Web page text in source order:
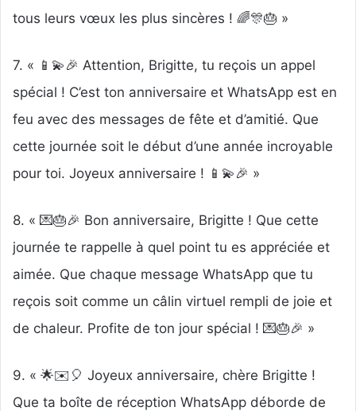
tous leurs vœux les plus sincères ! 🌈🎊🎂 »
7. « 📱💫🎉 Attention, Brigitte, tu reçois un appel
spécial ! C’est ton anniversaire et WhatsApp est en
feu avec des messages de fête et d’amitié. Que
cette journée soit le début d’une année incroyable
pour toi. Joyeux anniversaire ! 📱💫🎉 »
8. « 💌🎂🎉 Bon anniversaire, Brigitte ! Que cette
journée te rappelle à quel point tu es appréciée et
aimée. Que chaque message WhatsApp que tu
reçois soit comme un câlin virtuel rempli de joie et
de chaleur. Profite de ton jour spécial ! 💌🎂🎉 »
9. « 🌟✉️🎈 Joyeux anniversaire, chère Brigitte !
Que ta boîte de réception WhatsApp déborde de